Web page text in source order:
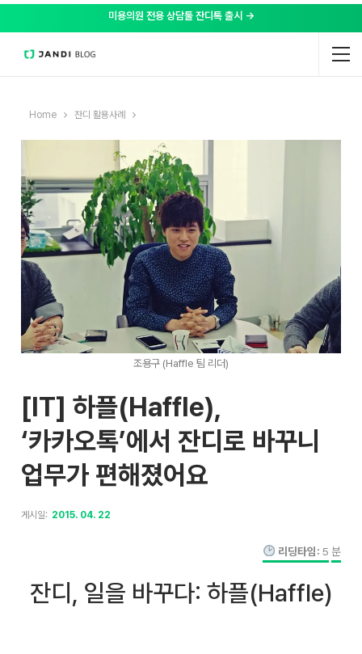
미용의원 전용 상담툴 잔디톡 출시 →
Home 잔디 활용사례
조용구 (Haffle 팀 리더)
[IT] 하플(Haffle),
‘카카오톡’에서 잔디로 바꾸니
업무가 편해졌어요
게시일: 2015. 04. 22
리딩타임: 5 분
잔디, 일을 바꾸다: 하플(Haffle)